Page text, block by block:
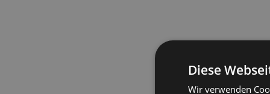
Diese
Wir verwenden